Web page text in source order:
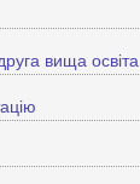
вища освіта